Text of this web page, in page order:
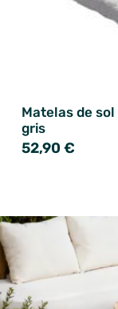
Matelas de
gris
52,90 €